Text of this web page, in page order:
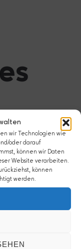
wir Technologien wie
oder darauf
können wir Daten
Website verarbeiten.
können
werden.